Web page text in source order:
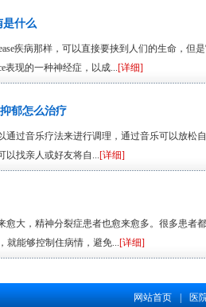
是什么
疾病那样，可以直接要挟到人们的生命，但
表现的一种神经症，以成...[详细]
郁怎么治疗
通过音乐疗法来进行调理，通过音乐可以放松
以找亲人或好友将自...[详细]
愈大，精神分裂症患者也愈来愈多。很多患者
就能够控制住病情，避免...[详细]
网站首页 医